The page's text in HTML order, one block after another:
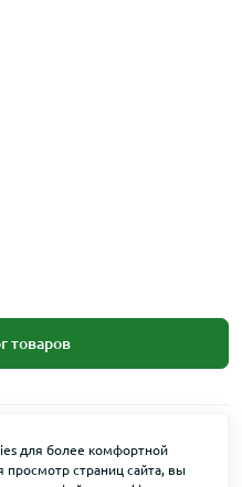
товаров
для более комфортной
страниц сайта, вы